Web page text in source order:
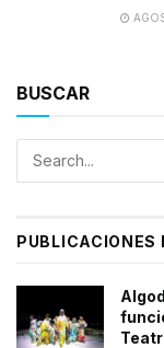
BUSCAR
PUBLICACIONES